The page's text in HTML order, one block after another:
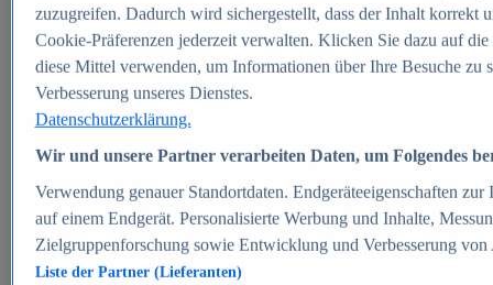
Zum Report
E-commerce
Beliebte Statistiken
Aktuelle Statistiken
E-Commerce - Entwicklung des Umsatzes in
Deutschland 1999-2025
Umsatz von Amazon in Deutschland und weltweit
2010-2025
B2C-E-Commerce: Top-50 Online Shops in
Deutschland 2024
Marktanteile von Online-Zahlungsverfahren in
Deutschland 2024
Umsatzstarke Warengruppen im Online-Handel in
Deutschland 2023-2025
zuzugreifen. Dadurch wird sichergestellt, dass der Inhalt korrekt
Cookie-Präferenzen jederzeit verwalten. Klicken Sie dazu auf
diese Mittel verwenden, um Informationen über Ihre Besuche
Verbesserung unseres Dienstes.
Datenschutzerklärung.
Wir und unsere Partner verarbeiten Daten, um Folgendes
Verwendung genauer Standortdaten. Endgeräteeigenschaften
auf einem Endgerät. Personalisierte Werbung und Inhalte,
Zielgruppenforschung sowie Entwicklung und Verbesserung von
Liste der Partner (Lieferanten)